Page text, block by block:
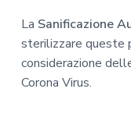
La Sanificazione
sterilizzare queste
considerazione
Corona Virus.